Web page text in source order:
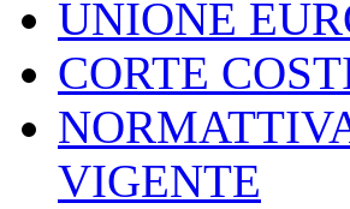
UNIONE
CORTE
VIGENTE